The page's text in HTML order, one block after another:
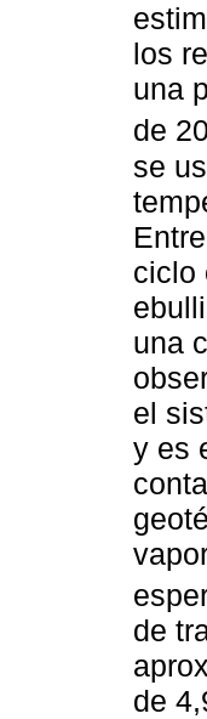
los
una
de
se
ciclo
una
el
y es
de
de